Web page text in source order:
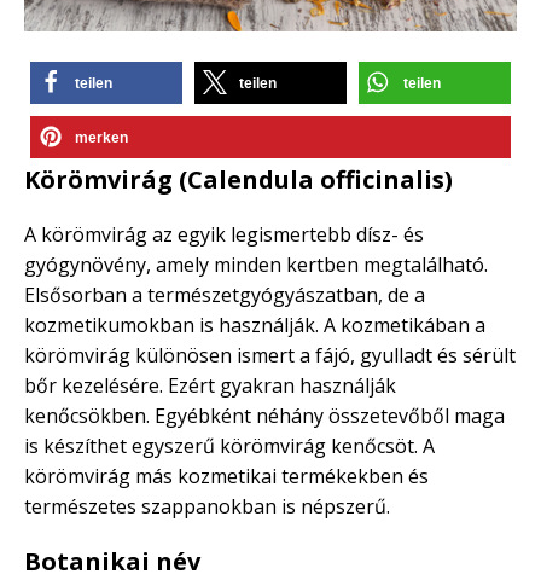
teilen teilen teilen
merken
Körömvirág (Calendula officinalis)
A körömvirág az egyik legismertebb dísz- és
gyógynövény, amely minden kertben megtalálható.
Elsősorban a természetgyógyászatban, de a
kozmetikumokban is használják. A kozmetikában a
körömvirág különösen ismert a fájó, gyulladt és sérült
bőr kezelésére. Ezért gyakran használják
kenőcsökben. Egyébként néhány összetevőből maga
is készíthet egyszerű körömvirág kenőcsöt. A
körömvirág más kozmetikai termékekben és
természetes szappanokban is népszerű.
Botanikai név